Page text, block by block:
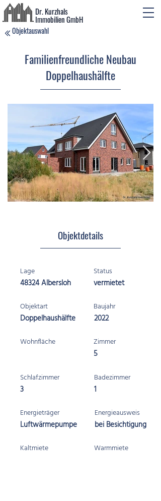
Dr. Kurzhals
Immobilien GmbH
Objektauswahl
Familienfreundliche Neubau
Doppelhaushälfte
Objektdetails
Lage Status
48324 Albersloh vermietet
Objektart
Doppelhaushälfte
Wohnfläche
Energieträger
Luftwärmepumpe
Zimmer
5
Energieausweis
bei Besichtigung
Schlafzimmer
3
Kaltmiete
Baujahr
2022
Badezimmer
1
Warmmiete